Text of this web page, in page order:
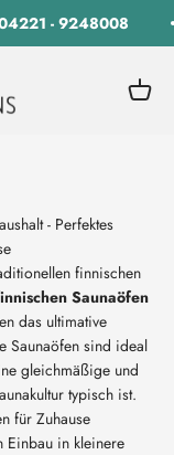
- 9248008
- Perfektes
finnischen
Saunaöfen
das ultimative
Saunaöfen sind ideal
gleichmäßige und
typisch ist.
für Zuhause
Einbau in kleinere